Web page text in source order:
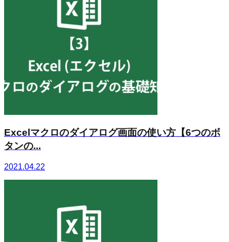
Excelマクロのダイアログ画面の使い方【6つのボ
タンの...
2021.04.22